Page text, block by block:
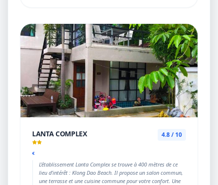
LANTA COMPLEX
€
4.8 / 10
L’établissement Lanta Complex se trouve à 400 mètres de ce
lieu d’intérêt : Klong Dao Beach. Il propose un salon commun,
une terrasse et une cuisine commune pour votre confort. Une